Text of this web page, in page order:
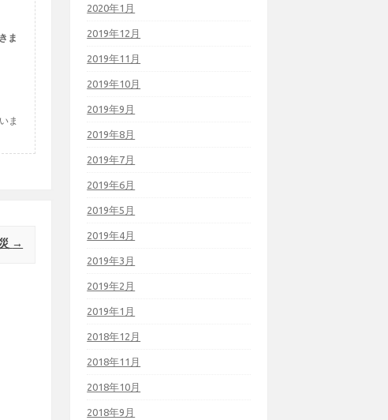
ま
ま
→
2020年1月
2019年12月
2019年11月
2019年10月
2019年9月
2019年8月
2019年7月
2019年6月
2019年5月
2019年4月
2019年3月
2019年2月
2019年1月
2018年12月
2018年11月
2018年10月
2018年9月